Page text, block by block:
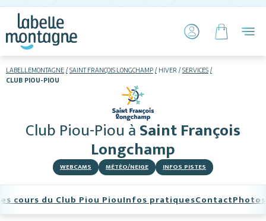
LABELLEMONTAGNE SAINT FRANÇOIS LONGCHAMP HIVER
SERVICES
CLUB PIOU-PIOU
Club Piou-PiouàSaint François
Longchamp
WEBCAMS MÉTÉO/NEIGE INFOS PISTES
Skier
cours du Club Piou PiouInfos pratiquesContactPhotos